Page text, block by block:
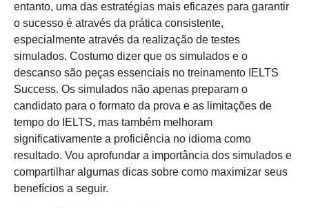
entanto, uma das estratégias mais eficazes para garantir
o sucesso é através da prática consistente,
especialmente através da realização de testes
simulados. Costumo dizer que os simulados e o
descanso são peças essenciais no treinamento IELTS
Success. Os simulados não apenas preparam o
candidato para o formato da prova e as limitações de
tempo do IELTS, mas também melhoram
significativamente a proficiência no idioma como
resultado. Vou aprofundar a importância dos simulados e
compartilhar algumas dicas sobre como maximizar seus
benefícios a seguir.